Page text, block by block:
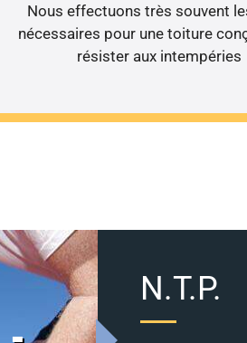
Nous effectuons très souvent
nécessaires pour une toiture
résister aux intempéries
N.T.P.